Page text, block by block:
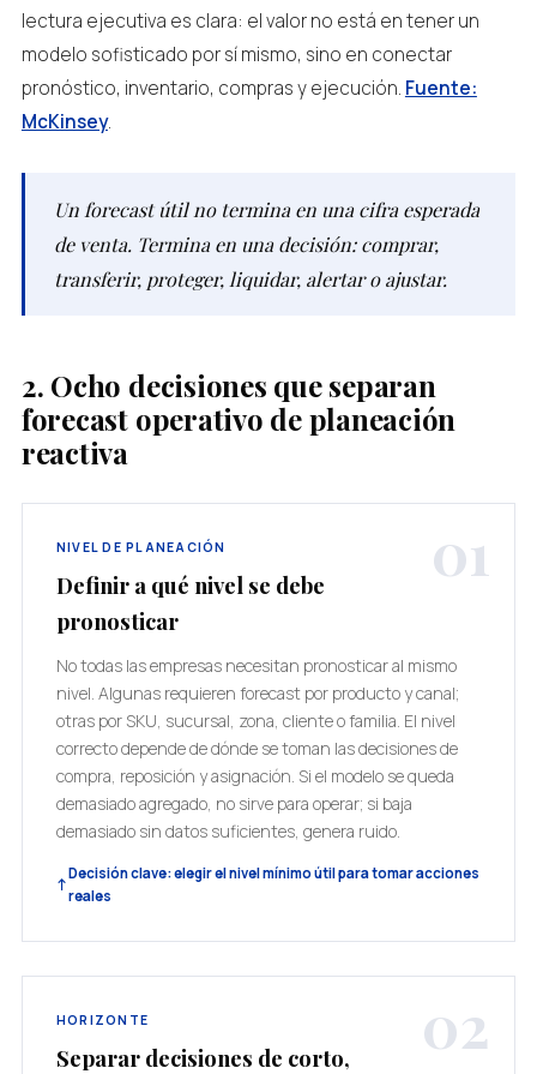
lectura ejecutiva es clara: el valor no está en tener un
modelo sofisticado por sí mismo, sino en conectar
pronóstico, inventario, compras y ejecución. Fuente:
McKinsey.
Un forecast útil no termina en una cifra esperada
de venta. Termina en una decisión: comprar,
transferir, proteger, liquidar, alertar o ajustar.
2. Ocho decisiones que separan
forecast operativo de planeación
reactiva
01
NIVEL DE PLANEACIÓN
Definir a qué nivel se debe
pronosticar
No todas las empresas necesitan pronosticar al mismo
nivel. Algunas requieren forecast por producto y canal;
otras por SKU, sucursal, zona, cliente o familia. El nivel
correcto depende de dónde se toman las decisiones de
compra, reposición y asignación. Si el modelo se queda
demasiado agregado, no sirve para operar; si baja
demasiado sin datos suficientes, genera ruido.
Decisión clave: elegir el nivel mínimo útil para tomar acciones
reales
02
HORIZONTE
Separar decisiones de corto,